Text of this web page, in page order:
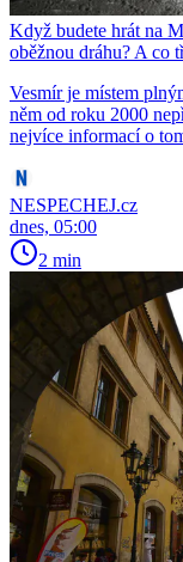
Když budete hrát na
oběžnou dráhu? A co
Vesmír je místem
něm od roku 2000
nejvíce informací o
NESPECHEJ.cz
dnes, 05:00
2 min